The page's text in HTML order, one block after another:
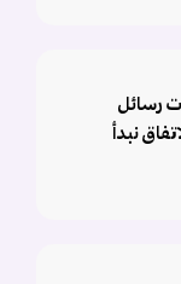
رسائل
نبدأ